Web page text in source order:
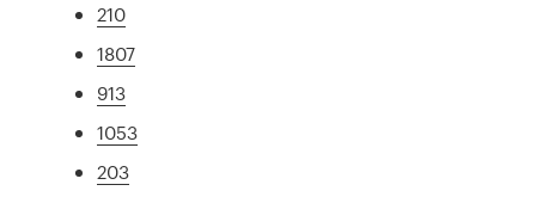
210
1807
913
1053
203